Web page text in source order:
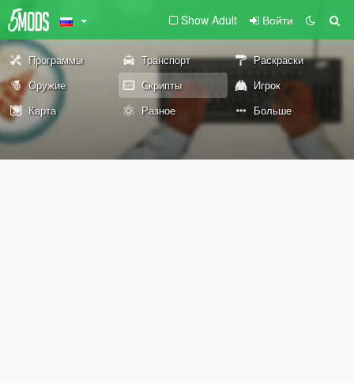
Show Adult Войти
Программы Транспорт
Раскраски
Оружие
Скрипты
Игрок
Карта
Разное Больше